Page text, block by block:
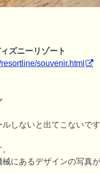
ズニーリゾート
souvenir.html
しないと出てこないです
にあるデザインの写真が